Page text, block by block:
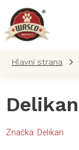
obsah
Značka: Delikan